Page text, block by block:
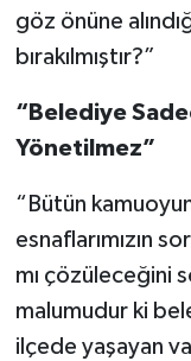
göz önüne
bırakılmıştır?”
“Belediye
Yönetilmez”
“Bütün
esnaflarımızın
mı çözüleceğini
malumudur ki
ilçede yaşayan